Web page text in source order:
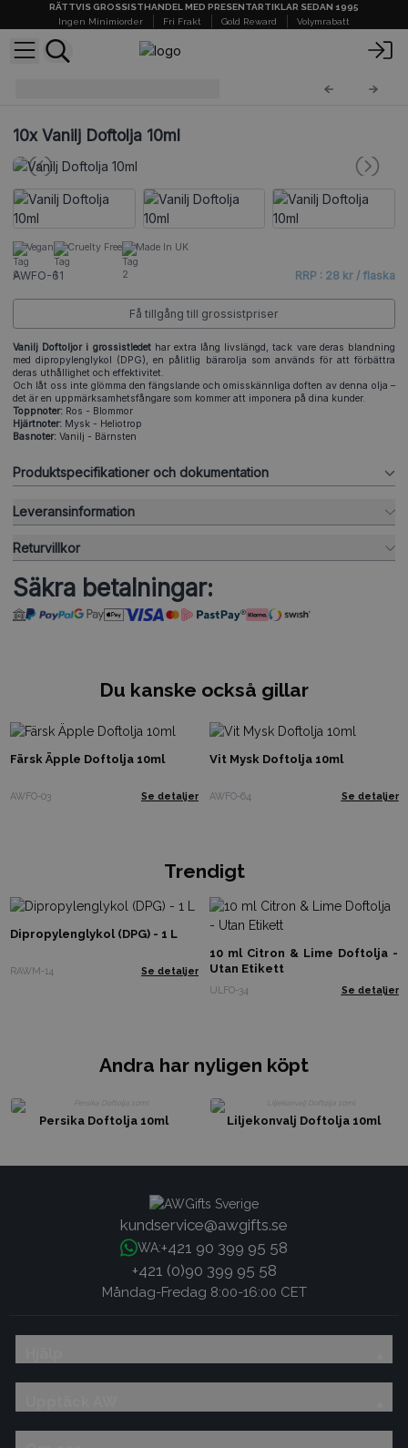
RÄTTVIS GROSSISTHANDEL MED PRESENTARTIKLAR SEDAN 1995
Ingen Minimiorder
Fri Frakt Gold Reward Volymrabatt
10xVanilj Doftolja 10ml
Vegan Cruelty Free Made In UK
AWFO-61 RRP : 28 kr / flaska
Få tillgång till grossistpriser
Vanilj Doftoljor i grossistledet har extra lång livslängd, tack vare deras blandning
med dipropylenglykol (DPG), en pålitlig bärarolja som används för att förbättra
deras uthållighet och effektivitet.
Och låt oss inte glömma den fängslande och omisskännliga doften av denna olja –
det är en uppmärksamhetsfångare som kommer att imponera på dina kunder.
Toppnoter: Ros - Blommor
Hjärtnoter: Mysk - Heliotrop
Basnoter: Vanilj - Bärnsten
Produktspecifikationer och dokumentation
Leveransinformation
Returvillkor
Säkra betalningar:
Du kanske också gillar
Färsk Äpple Doftolja 10ml
AWFO-03 Se detaljer
Vit Mysk Doftolja 10ml
AWFO-64 Se detaljer
Trendigt
Dipropylenglykol (DPG) - 1 L
RAWM-14 Se detaljer
10 ml Citron & Lime Doftolja -
Utan Etikett
ULFO-34 Se detaljer
Andra har nyligen köpt
Persika Doftolja 10ml Liljekonvalj Doftolja 10ml
kundservice@awgifts.se
WA:+421 90 399 95 58
+421 (0)90 399 95 58
Måndag-Fredag 8:00-16:00 CET